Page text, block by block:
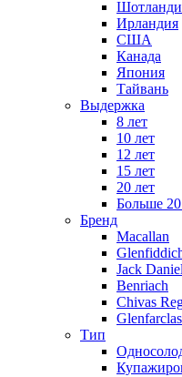
Ирландия
США
Канада
Япония
Тайвань
Выдержка
8 лет
10 лет
12 лет
15 лет
20 лет
Больше 20
Бренд
Macallan
Jack
Benriach
Chivas
Glenfarclas
Тип